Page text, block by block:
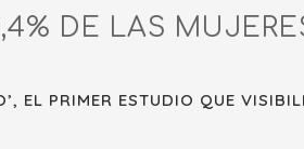
DE LAS
EL PRIMER ESTUDIO QUE